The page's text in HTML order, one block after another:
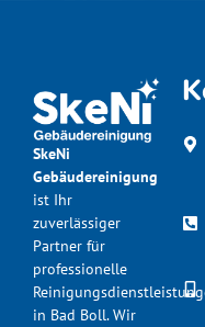
SkeNi
Gebäudereinigung
ist Ihr
zuverlässiger
Partner für
professionelle
in Bad Boll. Wir